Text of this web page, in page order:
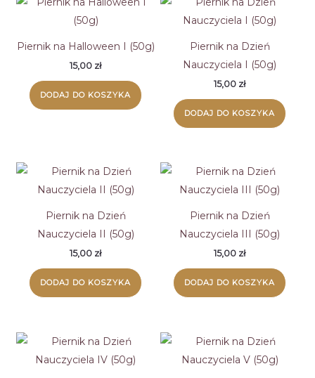
Piernik na Halloween I (50g)
15,00 zł
DODAJ DO KOSZYKA
Piernik na Dzień
Nauczyciela I (50g)
15,00 zł
DODAJ DO KOSZYKA
Piernik na Dzień
Nauczyciela II (50g)
15,00 zł
DODAJ DO KOSZYKA
Piernik na Dzień
Nauczyciela III (50g)
15,00 zł
DODAJ DO KOSZYKA